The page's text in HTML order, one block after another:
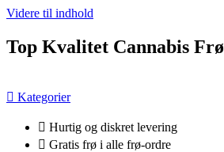
Videre til indhold
Top Kvalitet Cannabis Frø
Kategorier
Hurtig og diskret levering
Gratis frø i alle frø-ordre